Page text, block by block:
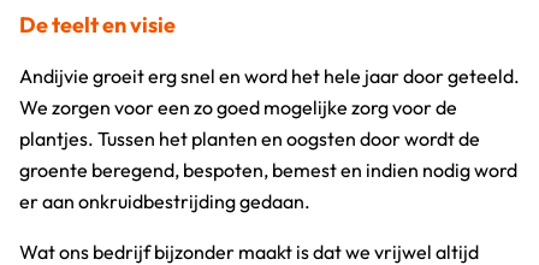
De teelt en visie
Andijvie groeit erg snel en word het hele jaar door geteeld.
We zorgen voor een zo goed mogelijke zorg voor de
plantjes. Tussen het planten en oogsten door wordt de
groente beregend, bespoten, bemest en indien nodig word
er aan onkruidbestrijding gedaan.
Wat ons bedrijf bijzonder maakt is dat we vrijwel altijd